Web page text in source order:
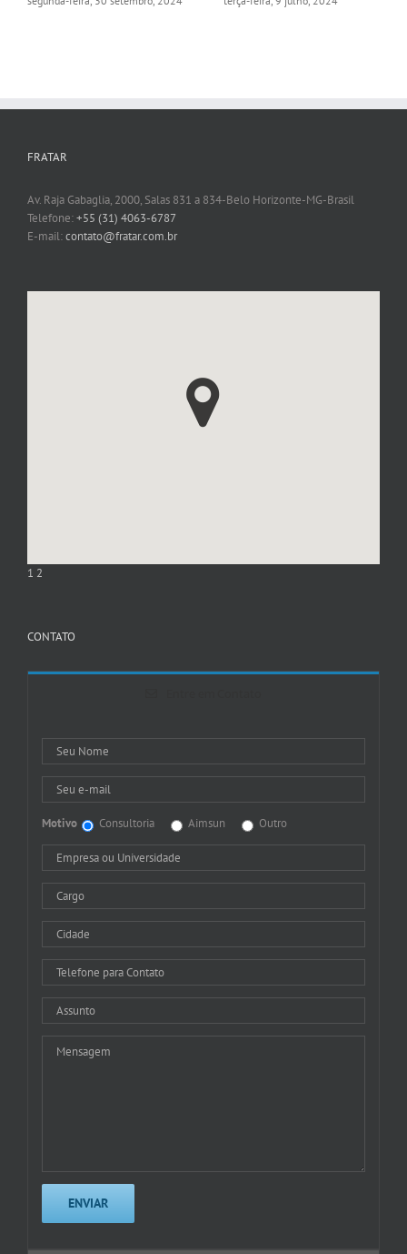
FRATAR
Av. Raja Gabaglia, 2000, Salas 831 a 834-Belo Horizonte-MG-Brasil
Telefone:+55 (31) 4063-6787
E-mail:contato@fratar.com.br
1 2
CONTATO
Motivo Consultoria Aimsun Outro